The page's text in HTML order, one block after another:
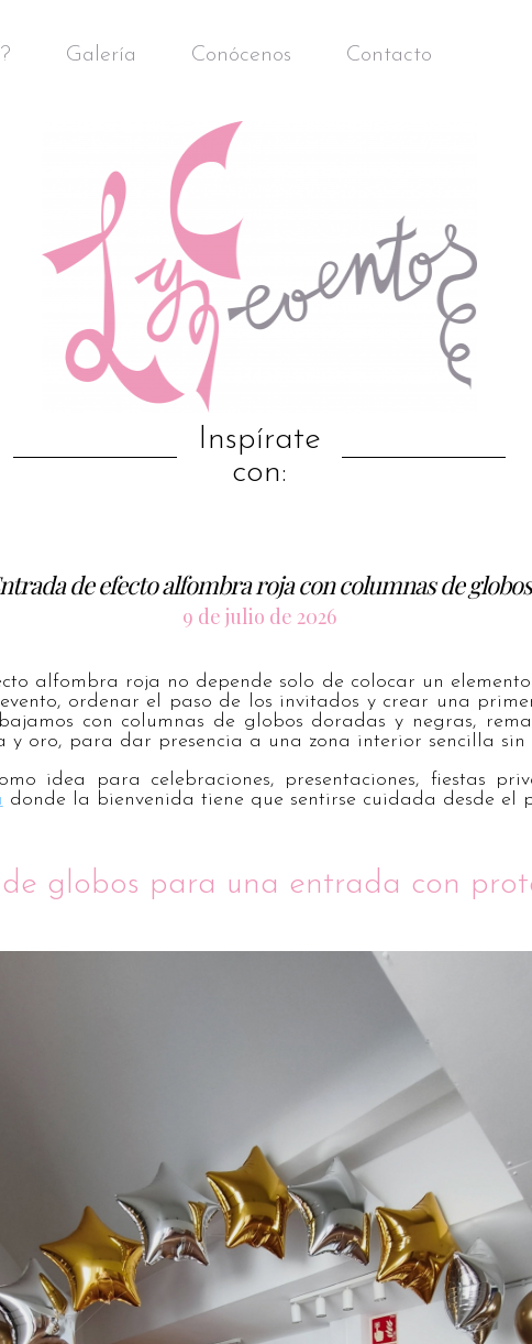
Galería Conócenos Contacto
Inspírate
con:
de efecto alfombra roja con columnas de globos
9 de julio de 2026
alfombra roja no depende solo de colocar un
ordenar el paso de los invitados y crear una
con columnas de globos doradas y negras,
y oro, para dar presencia a una zona interior sencilla sin
idea para celebraciones, presentaciones, fiestas
donde la bienvenida tiene que sentirse cuidada desde el
globos para una entrada con